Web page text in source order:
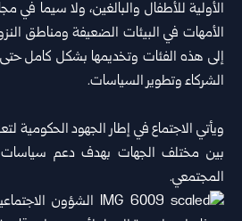
الأولية للأطفال والبالغين، ولا سيما في
الأمهات في البيئات الضعيفة ومناطق
الشركاء وتطوير السياسات.
ويأتي الاجتماع في إطار الجهود الحكومية
بين مختلف الجهات بهدف دعم سياسات
المجتمعي.